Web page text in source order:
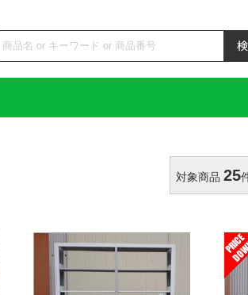
対象商品 25